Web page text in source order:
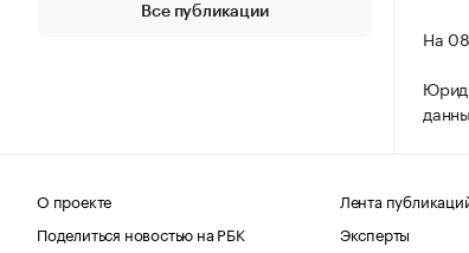
Все публикации
На
О проекте
Поделиться новостью на РБК
Лента
Эксперты